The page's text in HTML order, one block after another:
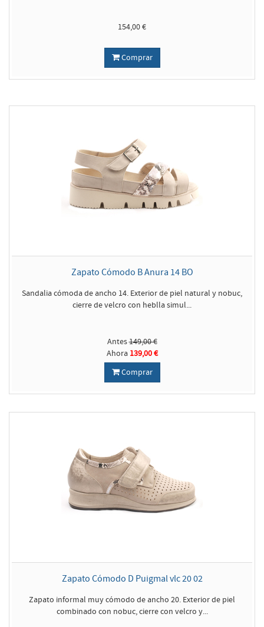
154,00 €
Comprar
Zapato Cómodo B Anura 14 BO
Sandalia cómoda de ancho 14. Exterior de piel natural y nobuc,
cierre de velcro con heblla simul...
Antes149,00 €
Ahora 139,00 €
Comprar
Zapato Cómodo D Puigmal vlc 20 02
Zapato informal muy cómodo de ancho 20. Exterior de piel
combinado con nobuc, cierre con velcro y...